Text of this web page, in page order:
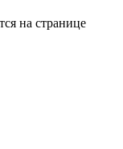
на странице